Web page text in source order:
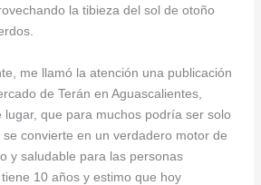
la tibieza del sol de otoño
me llamó la atención una publicación
de Terán en Aguascalientes,
lugar, que para muchos podría ser solo
convierte en un verdadero motor de
y saludable para las personas
10 años y estimo que hoy